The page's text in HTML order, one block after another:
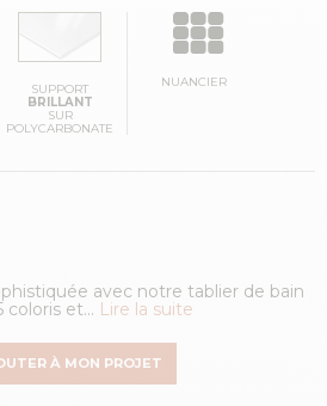
SUPPORT
BRILLANT
SUR
POLYCARBONATE
NUANCIER
avec notre tablier de bain
coloris et... Lire la suite
À MON PROJET